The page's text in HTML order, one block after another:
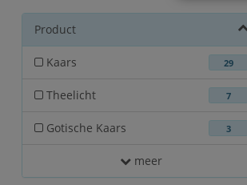
Product
Kaars 29
Theelicht 7
Gotische Kaars 3
meer